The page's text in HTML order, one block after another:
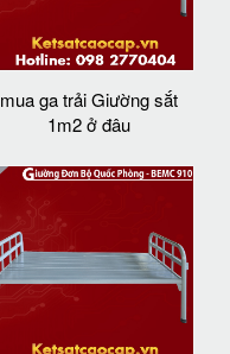
mua ga trải Giường sắt
1m2 ở đâu